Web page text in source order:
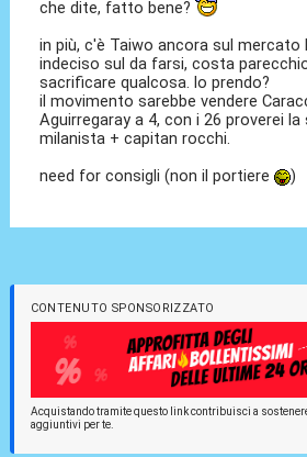
che dite, fatto bene?
in più, c'è Taiwo ancora sul mercato
indeciso sul da farsi, costa
sacrificare qualcosa. lo prendo?
il movimento sarebbe vendere
Aguirregaray a 4, con i 26 proverei
milanista + capitan rocchi.
need for consigli (non il portiere
)
CONTENUTO SPONSORIZZATO
Acquistando tramite questo link contribuisci a
aggiuntivi per te.